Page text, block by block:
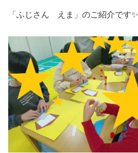
「ふじさん えま」のご紹介です✨